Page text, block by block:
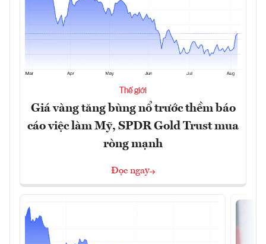
Thế giới
Giá vàng tăng bùng nổ trước thềm báo
cáo việc làm Mỹ, SPDR Gold Trust mua
ròng mạnh
Đọc ngay